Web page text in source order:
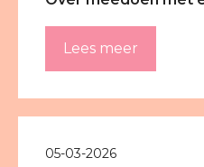
Lees meer
05-03-2026